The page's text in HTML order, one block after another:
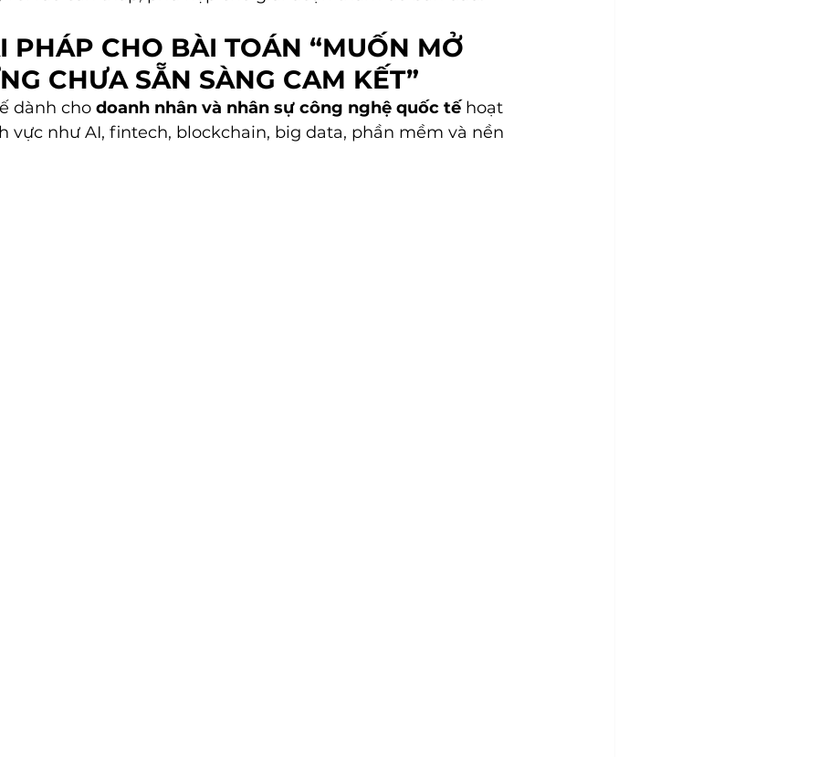
PHÁP CHO BÀI TOÁN “MUỐN MỞ
CHƯA SẴN SÀNG CAM KẾT”
dành cho doanh nhân và nhân sự công nghệ quốc tế hoạt
vực như AI, fintech, blockchain, big data, phần mềm và nền